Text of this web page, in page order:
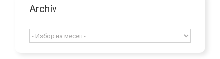
Archív
Archív